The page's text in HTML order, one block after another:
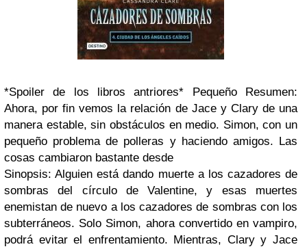
*Spoiler de los libros antriores* Pequeño Resumen:
Ahora, por fin vemos la relación de Jace y Clary de una
manera estable, sin obstáculos en medio. Simon, con un
pequeño problema de polleras y haciendo amigos. Las
cosas cambiaron bastante desde
Sinopsis: Alguien está dando muerte a los cazadores de
sombras del círculo de Valentine, y esas muertes
enemistan de nuevo a los cazadores de sombras con los
subterráneos. Solo Simon, ahora convertido en vampiro,
podrá evitar el enfrentamiento. Mientras, Clary y Jace